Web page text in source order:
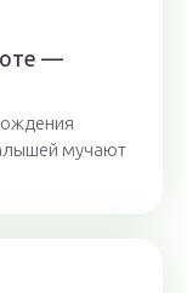
—
мучают